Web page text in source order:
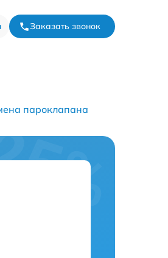
Заказать звонок
пароклапана